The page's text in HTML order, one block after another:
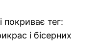
покриває тег:
і бісерних